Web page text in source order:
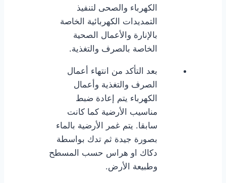
الكهرباء والصحى لتنفيذ
التمديدات الكهربائية الخاصة
بالإنارة والأعمال الصحية
الخاصة بالصرف والتغذية.
بعد التأكد من انتهاء أعمال
الصرف والتغذية وأعمال
الكهرباء يتم إعادة ضبط
مناسيب الأرضية كما كانت
سابقا. يتم غمر الأرضية بالماء
بصورة جيدة ثم تدك بواسطة
دكاك او هراس حسب المسطح
وطبيعة الأرض.